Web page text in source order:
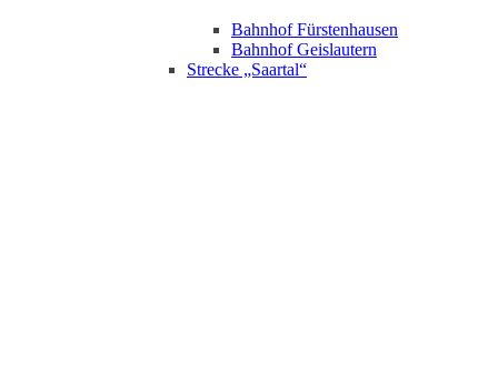
Bahnhof Fürstenhausen
Bahnhof Geislautern
Strecke „Saartal“